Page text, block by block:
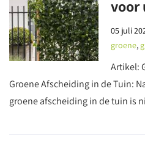
voor
05 juli
groene,
Artikel:
Groene Afscheiding in de Tuin:
groene afscheiding in de tuin is